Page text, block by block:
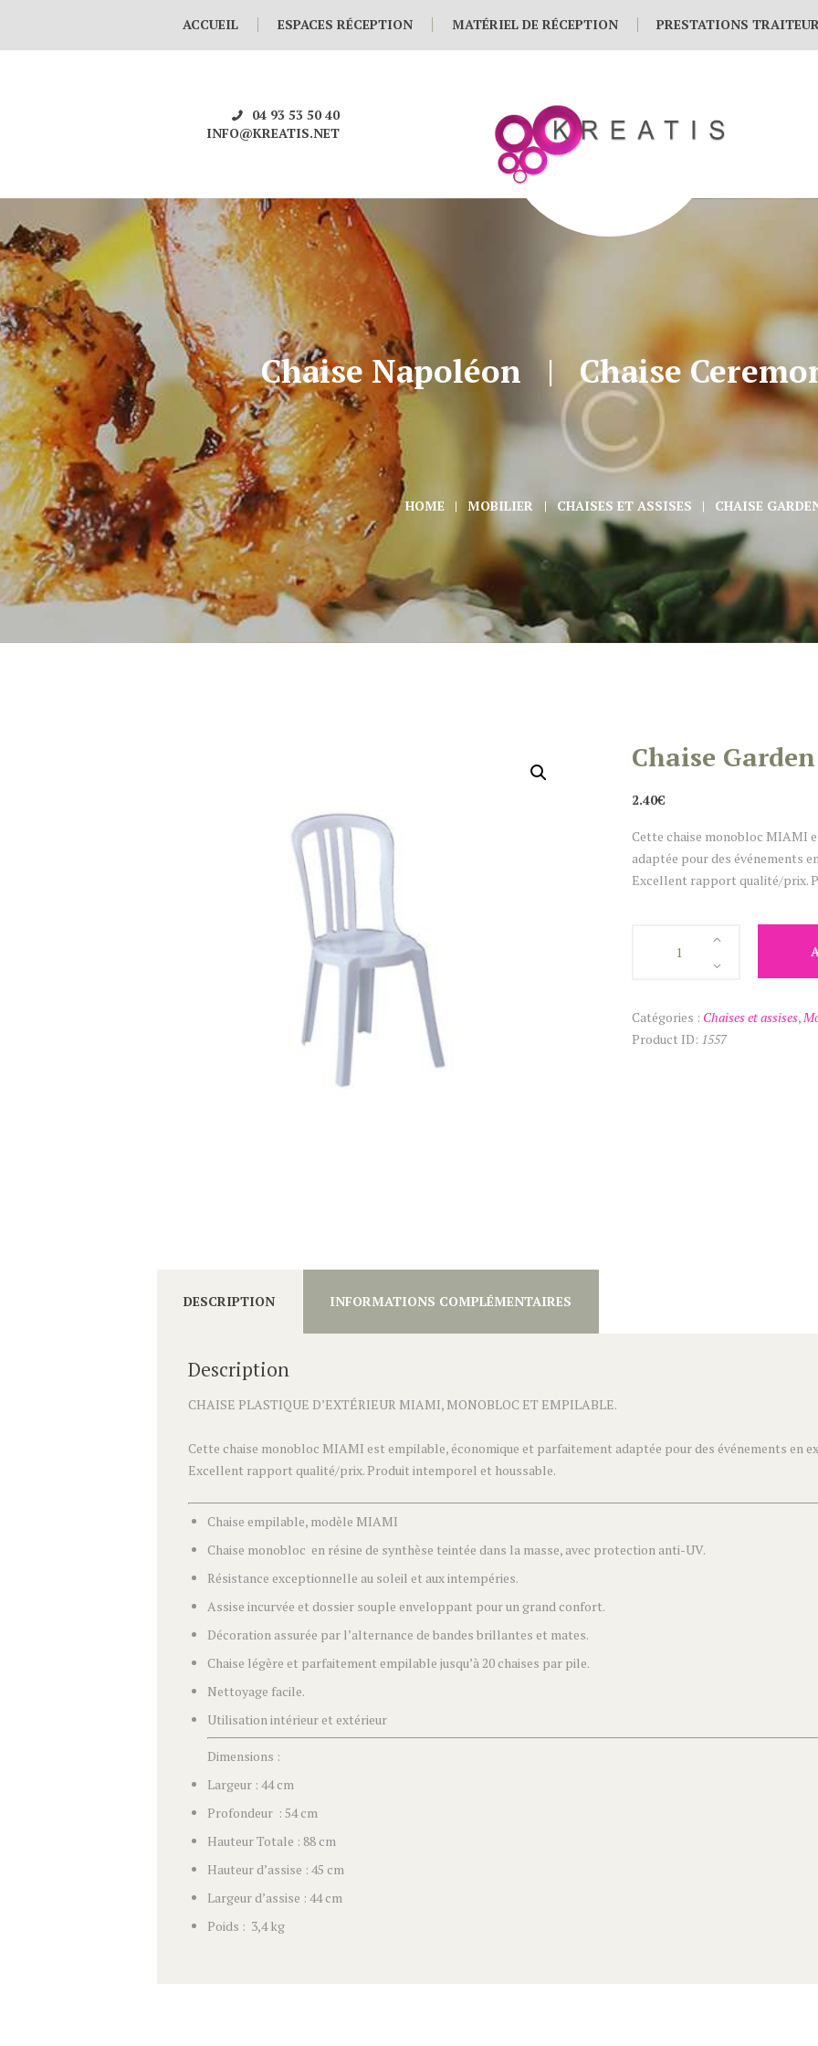
ACCUEIL ESPACES RÉCEPTION MATÉRIEL DE RÉCEPTION PRESTATIONS
04 93 53 50 40
INFO@KREATIS.NET
Chaise Napoléon Chaise
HOME MOBILIER CHAISES ET ASSISES CHAISE
Chaise Garden
2.40€
Cette chaise monobloc MIAMI
adaptée pour des événements
Excellent rapport qualité/prix.
Catégories : Chaises et assises,
Product ID: 1557
DESCRIPTION INFORMATIONS COMPLÉMENTAIRES
Description
CHAISE PLASTIQUE D’EXTÉRIEUR MIAMI, MONOBLOC ET EMPILABLE.
Cette chaise monobloc MIAMI est empilable, économique et parfaitement adaptée pour des événements en
Excellent rapport qualité/prix. Produit intemporel et houssable.
Chaise empilable, modèle MIAMI
Chaise monobloc en résine de synthèse teintée dans la masse, avec protection anti-UV.
Résistance exceptionnelle au soleil et aux intempéries.
Assise incurvée et dossier souple enveloppant pour un grand confort.
Décoration assurée par l’alternance de bandes brillantes et mates.
Chaise légère et parfaitement empilable jusqu’à 20 chaises par pile.
Nettoyage facile.
Utilisation intérieur et extérieur
Dimensions :
Largeur : 44 cm
Profondeur : 54 cm
Hauteur Totale : 88 cm
Hauteur d’assise : 45 cm
Largeur d’assise : 44 cm
Poids : 3,4 kg